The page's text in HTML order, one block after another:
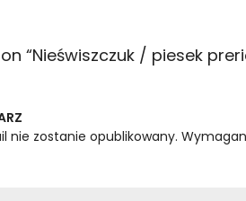
“Nieświszczuk / piesek
nie zostanie opublikowany.